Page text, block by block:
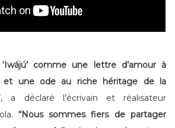
comme une lettre d’amour à
et une ode au riche héritage de la
, a déclaré l’écrivain et réalisateur
“Nous sommes fiers de partager